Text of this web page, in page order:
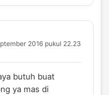
2016 pukul 22.23
butuh buat
ya mas di